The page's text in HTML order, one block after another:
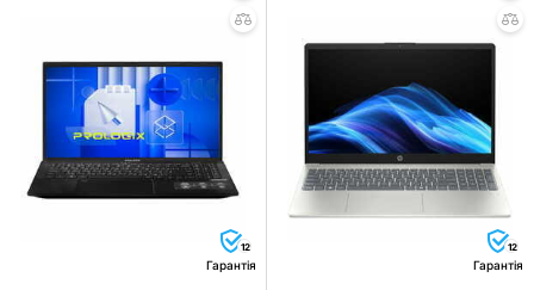
12
Гарантія
12
Гарантія